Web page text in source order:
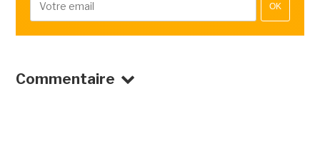
OK
Commentaire